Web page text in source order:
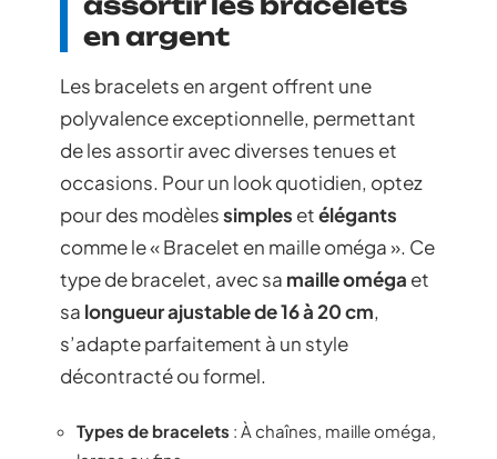
en argent
Les bracelets en argent offrent une
polyvalence exceptionnelle, permettant
de les assortir avec diverses tenues et
occasions. Pour un look quotidien, optez
pour des modèlessimples etélégants
comme le « Bracelet en maille oméga ». Ce
type de bracelet, avec sa maille oméga et
sa longueur ajustable de 16 à 20 cm,
s’adapte parfaitement à un style
décontracté ou formel.
Types de bracelets : À chaînes, maille oméga,